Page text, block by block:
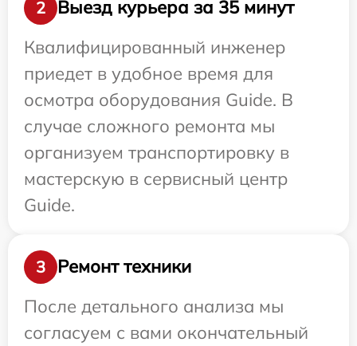
2
Выезд курьера за 35 минут
Квалифицированный инженер
приедет в удобное время для
осмотра оборудования Guide. В
случае сложного ремонта мы
организуем транспортировку в
мастерскую в сервисный центр
Guide.
3
Ремонт техники
После детального анализа мы
согласуем с вами окончательный